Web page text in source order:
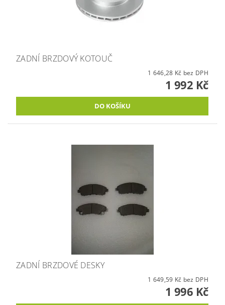
ZADNÍ BRZDOVÝ KOTOUČ
1 646,28 Kč bez DPH
1 992 Kč
ZADNÍ BRZDOVÉ DESKY
1 649,59 Kč bez DPH
1 996 Kč